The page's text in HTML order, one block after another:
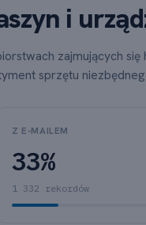
i
zajmujących
sprzętu
Z E-MAILEM
33%
1 332 rekordów